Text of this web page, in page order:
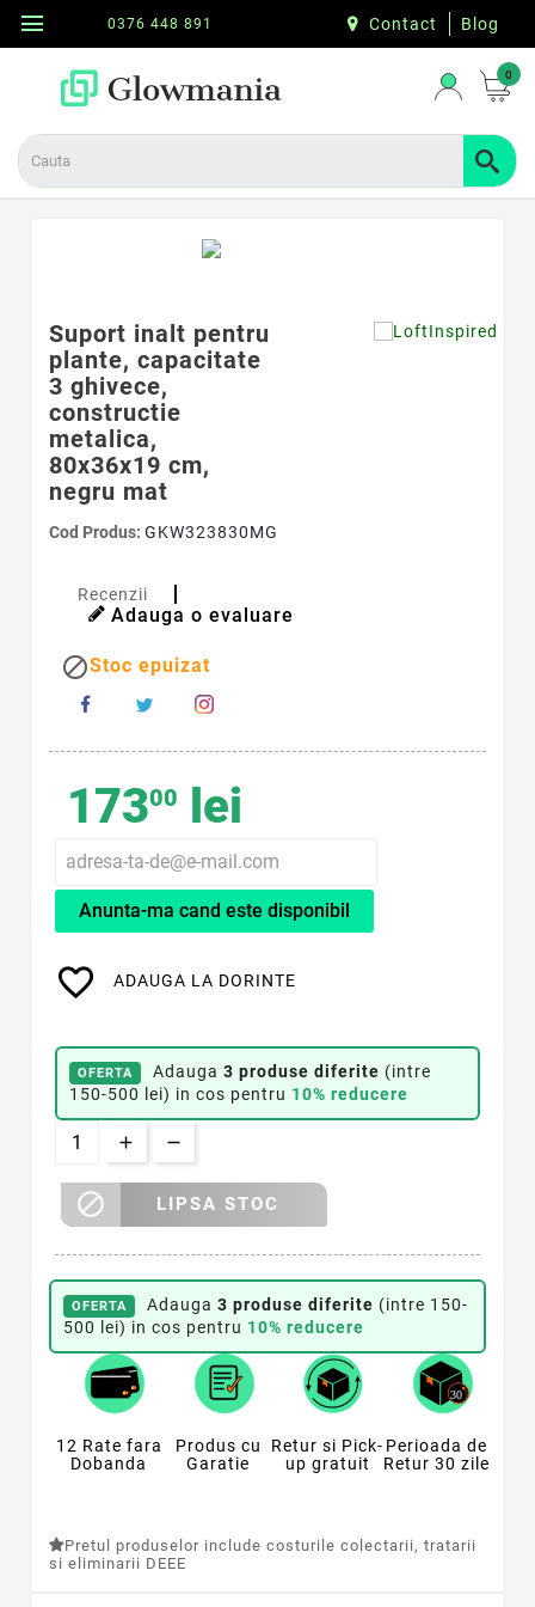
menu Contact Blog
0376 448 891
0
Suport inalt pentru
plante, capacitate
3 ghivece,
constructie
metalica,
80x36x19 cm,
negru mat
Cod Produs: GKW323830MG
Recenzii
Adauga o evaluare
Stoc epuizat
17300 lei
Anunta-ma cand este disponibil
favorite_border ADAUGA LA DORINTE
OFERTA Adauga 3 produse diferite (intre
150-500 lei) in cos pentru 10% reducere
 LIPSA STOC
OFERTA Adauga 3 produse diferite (intre 150-
500 lei) in cos pentru 10% reducere
12 Rate fara
Dobanda
Produs cu
Garatie
Retur si Pick-
up gratuit
Perioada de
Retur 30 zile
Pretul produselor include costurile colectarii, tratarii
si eliminarii DEEE